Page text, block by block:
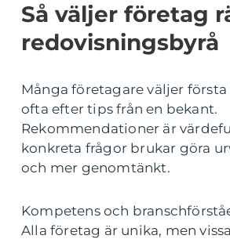
Så väljer företag
redovisningsbyrå
Många företagare väljer första
ofta efter tips från en bekant.
Rekommendationer är
konkreta frågor brukar göra
och mer genomtänkt.
Kompetens och
Alla företag är unika, men